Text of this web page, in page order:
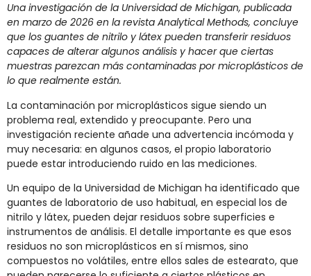
Una investigación de la Universidad de Michigan, publicada
en marzo de 2026 en la revista Analytical Methods, concluye
que los guantes de nitrilo y látex pueden transferir residuos
capaces de alterar algunos análisis y hacer que ciertas
muestras parezcan más contaminadas por microplásticos de
lo que realmente están.
La contaminación por microplásticos sigue siendo un
problema real, extendido y preocupante. Pero una
investigación reciente añade una advertencia incómoda y
muy necesaria: en algunos casos, el propio laboratorio
puede estar introduciendo ruido en las mediciones.
Un equipo de la Universidad de Michigan ha identificado que
guantes de laboratorio de uso habitual, en especial los de
nitrilo y látex, pueden dejar residuos sobre superficies e
instrumentos de análisis. El detalle importante es que esos
residuos no son microplásticos en sí mismos, sino
compuestos no volátiles, entre ellos sales de estearato, que